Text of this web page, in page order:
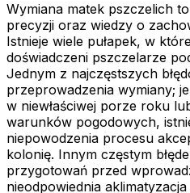
Wymiana matek pszczelich
precyzji oraz wiedzy o
Istnieje wiele pułapek, w
doświadczeni pszczelarze
Jednym z najczęstszych
przeprowadzenia wymiany;
w niewłaściwej porze roku
warunków pogodowych,
niepowodzenia procesu
kolonię. Innym częstym
przygotowań przed
nieodpowiednia